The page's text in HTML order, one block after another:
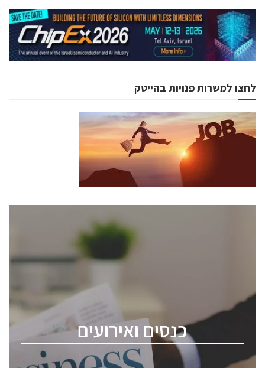
לחצו למשרות פנויות בהייטק
כנסים ואירועים
כנסים ואירועים
לכל העוסקים בתעשיית הסמיקונדקטור כולל מהנדסים,
מומחים מקצועיים ובכירים.
ChipEx2026 will be held on May 12-13, 2026. The
conference is intended for everyone involved in the